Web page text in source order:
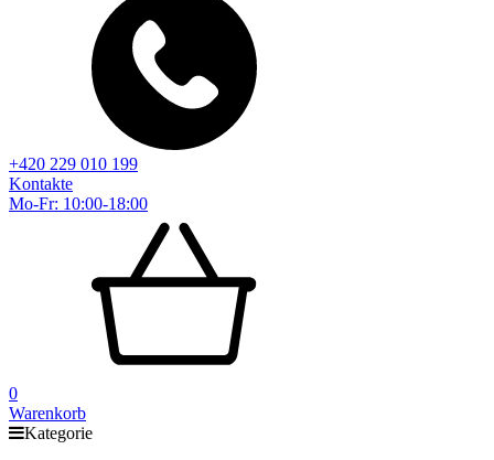
+420 229 010 199
Kontakte
Mo-Fr: 10:00-18:00
0
Warenkorb
Kategorie